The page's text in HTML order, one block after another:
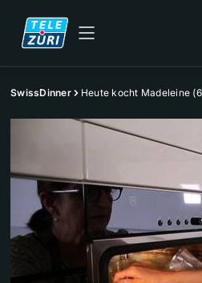
SwissDinner Heute kocht Madeleine